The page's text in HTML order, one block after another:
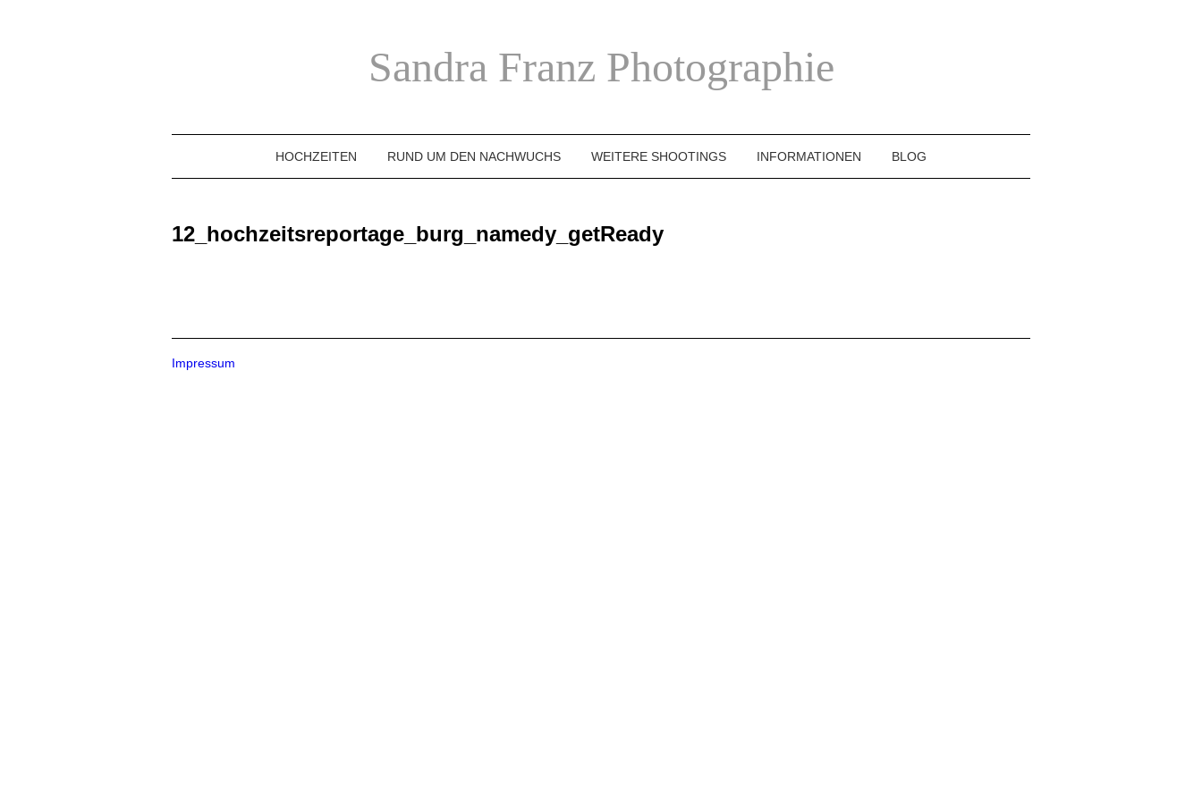
Sandra Franz Photographie
HOCHZEITEN RUND UM DEN NACHWUCHS WEITERE SHOOTINGS INFORMATIONEN BLOG
12_hochzeitsreportage_burg_namedy_getReady
Impressum